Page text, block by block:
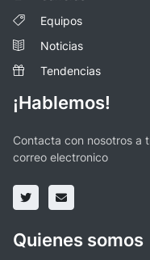
Equipos
Noticias
Tendencias
¡Hablemos!
Contacta con nosotros a
correo electronico
Quienes somos